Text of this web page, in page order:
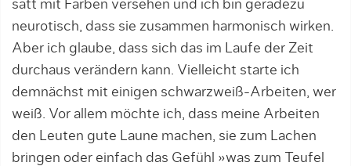
satt mit Farben versehen und ich bin geradezu
neurotisch, dass sie zusammen harmonisch wirken.
Aber ich glaube, dass sich das im Laufe der Zeit
durchaus verändern kann. Vielleicht starte ich
demnächst mit einigen schwarzweiß-Arbeiten, wer
weiß. Vor allem möchte ich, dass meine Arbeiten
den Leuten gute Laune machen, sie zum Lachen
bringen oder einfach das Gefühl »was zum Teufel